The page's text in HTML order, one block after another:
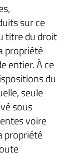
sur ce
titre du droit
propriété
entier. À ce
du
seule
sous
voire
propriété